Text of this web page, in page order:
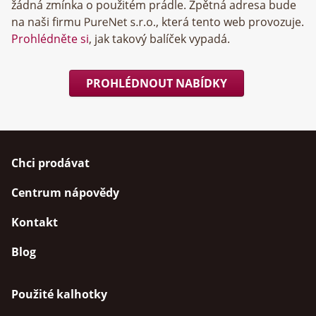
žádná zmínka o použitém prádle. Zpětná adresa bude
na naši firmu
, která tento web provozuje.
Prohlédněte si, jak takový balíček vypadá.
PROHLÉDNOUT NABÍDKY
Chci prodávat
Centrum nápovědy
Kontakt
Blog
Použité kalhotky